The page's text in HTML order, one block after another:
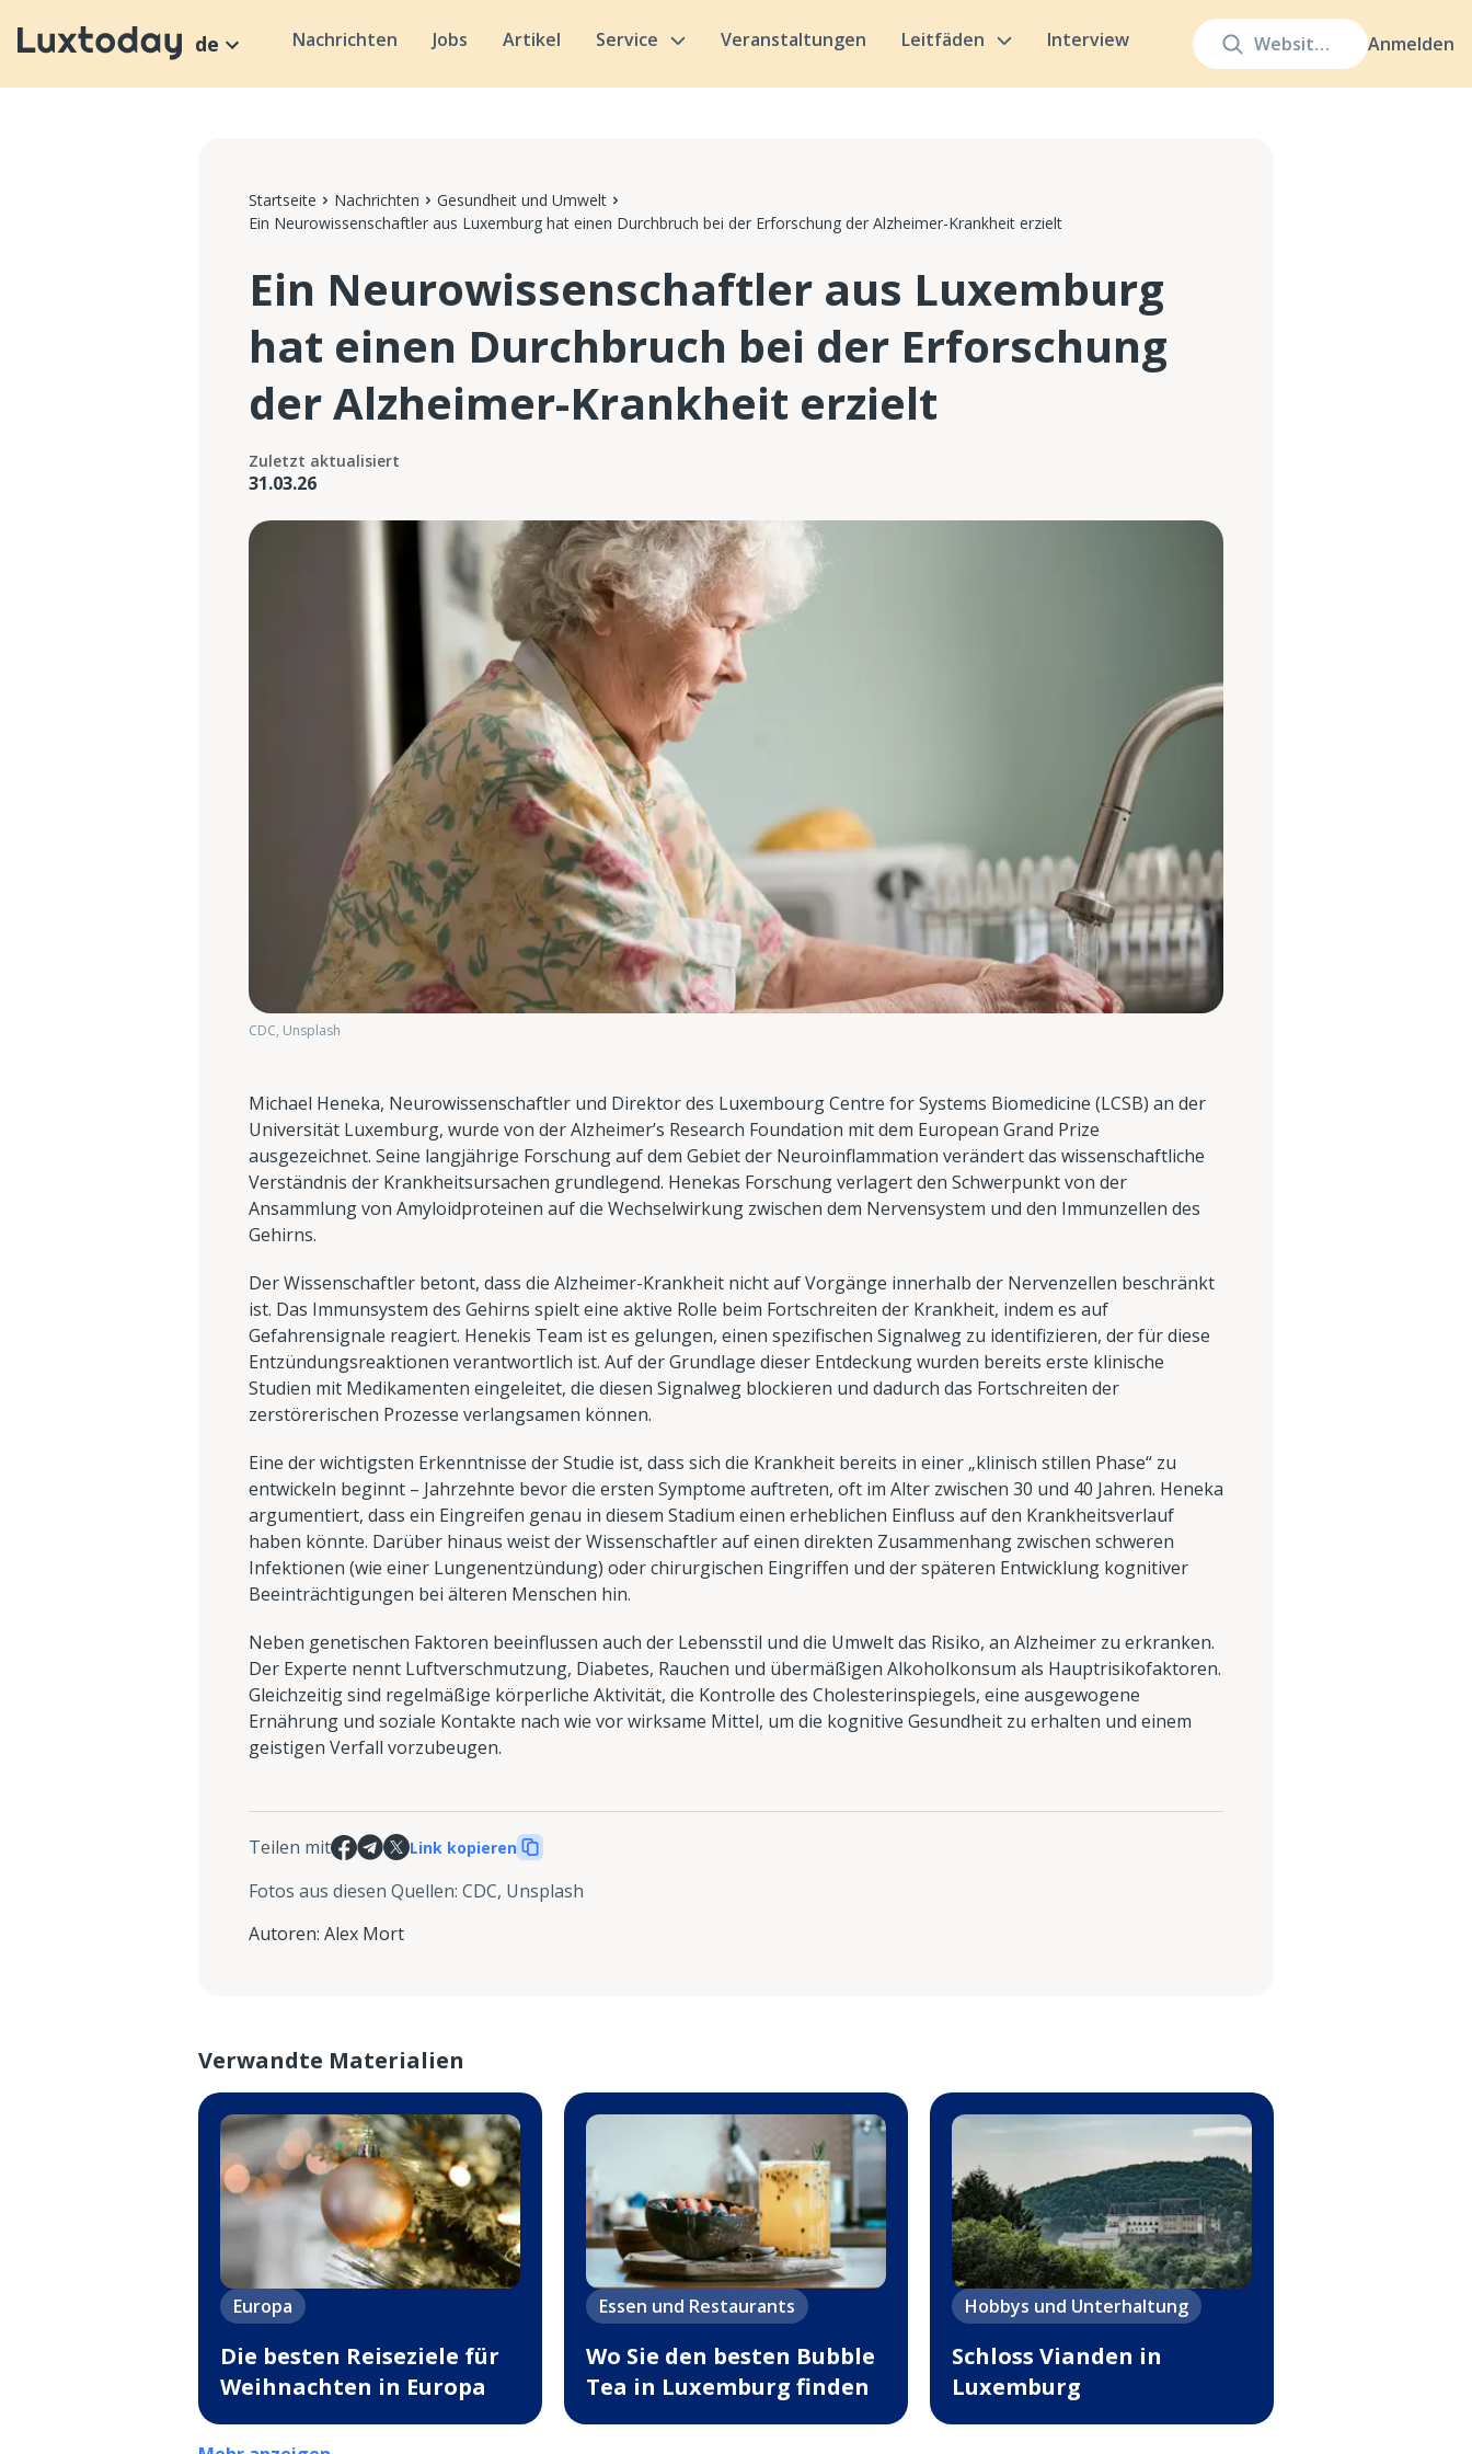
Anmelden
de Nachrichten Jobs Artikel Service Veranstaltungen Leitfäden Interview
Startseite Nachrichten
Gesundheit und Umwelt
Ein Neurowissenschaftler aus Luxemburg hat einen Durchbruch bei der Erforschung der Alzheimer-Krankheit erzielt
Ein Neurowissenschaftler aus Luxemburg
hat einen Durchbruch bei der Erforschung
der Alzheimer-Krankheit erzielt
Zuletzt aktualisiert
31.03.26
CDC, Unsplash
Michael Heneka, Neurowissenschaftler und Direktor des Luxembourg Centre for Systems Biomedicine (LCSB) an der
Universität Luxemburg, wurde von der Alzheimer’s Research Foundation mit dem European Grand Prize
ausgezeichnet. Seine langjährige Forschung auf dem Gebiet der Neuroinflammation verändert das wissenschaftliche
Verständnis der Krankheitsursachen grundlegend. Henekas Forschung verlagert den Schwerpunkt von der
Ansammlung von Amyloidproteinen auf die Wechselwirkung zwischen dem Nervensystem und den Immunzellen des
Gehirns.
Der Wissenschaftler betont, dass die Alzheimer-Krankheit nicht auf Vorgänge innerhalb der Nervenzellen beschränkt
ist. Das Immunsystem des Gehirns spielt eine aktive Rolle beim Fortschreiten der Krankheit, indem es auf
Gefahrensignale reagiert. Henekis Team ist es gelungen, einen spezifischen Signalweg zu identifizieren, der für diese
Entzündungsreaktionen verantwortlich ist. Auf der Grundlage dieser Entdeckung wurden bereits erste klinische
Studien mit Medikamenten eingeleitet, die diesen Signalweg blockieren und dadurch das Fortschreiten der
zerstörerischen Prozesse verlangsamen können.
Eine der wichtigsten Erkenntnisse der Studie ist, dass sich die Krankheit bereits in einer „klinisch stillen Phase“ zu
entwickeln beginnt – Jahrzehnte bevor die ersten Symptome auftreten, oft im Alter zwischen 30 und 40 Jahren. Heneka
argumentiert, dass ein Eingreifen genau in diesem Stadium einen erheblichen Einfluss auf den Krankheitsverlauf
haben könnte. Darüber hinaus weist der Wissenschaftler auf einen direkten Zusammenhang zwischen schweren
Infektionen (wie einer Lungenentzündung) oder chirurgischen Eingriffen und der späteren Entwicklung kognitiver
Beeinträchtigungen bei älteren Menschen hin.
Neben genetischen Faktoren beeinflussen auch der Lebensstil und die Umwelt das Risiko, an Alzheimer zu erkranken.
Der Experte nennt Luftverschmutzung, Diabetes, Rauchen und übermäßigen Alkoholkonsum als Hauptrisikofaktoren.
Gleichzeitig sind regelmäßige körperliche Aktivität, die Kontrolle des Cholesterinspiegels, eine ausgewogene
Ernährung und soziale Kontakte nach wie vor wirksame Mittel, um die kognitive Gesundheit zu erhalten und einem
geistigen Verfall vorzubeugen.
Teilen mit Link kopieren
Fotos aus diesen Quellen: CDC, Unsplash
Autoren: Alex Mort
Verwandte Materialien
Europa
Die besten Reiseziele für
Weihnachten in Europa
Essen und Restaurants
Wo Sie den besten Bubble
Tea in Luxemburg finden
Hobbys und Unterhaltung
Schloss Vianden in
Luxemburg